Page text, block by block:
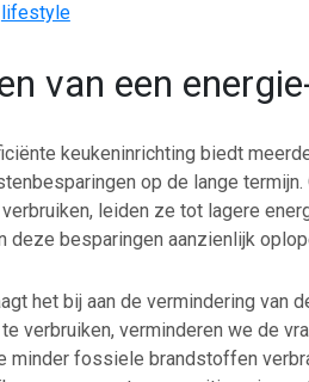
lifestyle
van een
keukeninrichting biedt
op de lange
leiden ze tot lagere
deze besparingen aanzienlijk
het bij aan de vermindering van
verbruiken, verminderen we de
minder fossiele brandstoffen